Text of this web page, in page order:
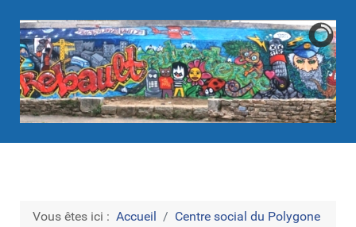
Vous êtes ici : Accueil
Centre social du Polygone